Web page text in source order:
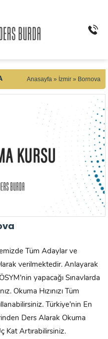
Anasayfa » İzmir » Bornova
Tüm Adaylar ve
verilmektedir. Anlayarak
yapacağı Sınavlarda
Okuma Hızınızı Tüm
Türkiye’nin En
Ders Alarak Okuma
Kat Artırabilirsiniz.